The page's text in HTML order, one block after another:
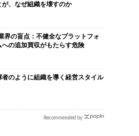
が、なぜ組織を壊すのか
界の盲点：不健全なプラットフォ
への追加買収がもたらす危険
者のように組織を導く経営スタイル
Recommended by